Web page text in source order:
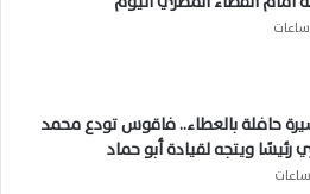
حافلة بالعطاء.. فاقوس تودع محمد
رئيسًا ويتجه لقيادة أبو حماد